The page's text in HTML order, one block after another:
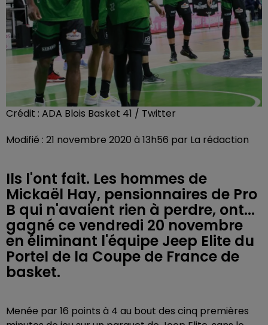
Crédit : ADA Blois Basket 41 / Twitter
Modifié : 21 novembre 2020 à 13h56 par La rédaction
Ils l'ont fait. Les hommes de
Mickaël Hay, pensionnaires de Pro
B qui n'avaient rien à perdre, ont...
gagné ce vendredi 20 novembre
en éliminant l'équipe Jeep Elite du
Portel de la Coupe de France de
basket.
Menée par 16 points à 4 au bout des cinq premières